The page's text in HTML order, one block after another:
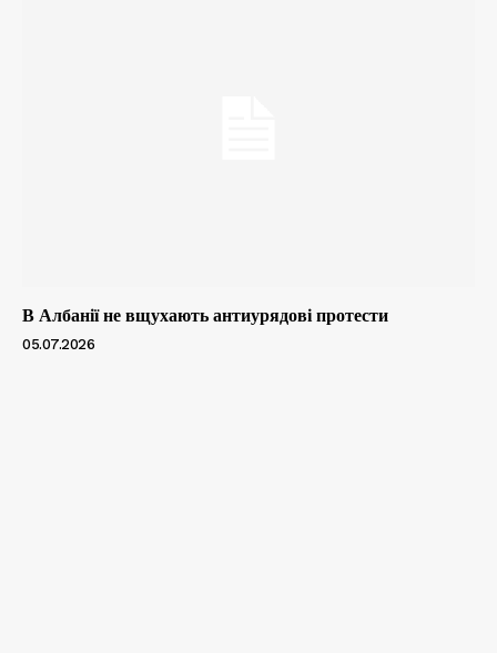
В Албанії не вщухають антиурядові протести
05.07.2026